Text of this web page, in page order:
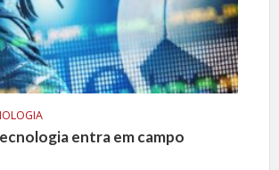
entra em campo